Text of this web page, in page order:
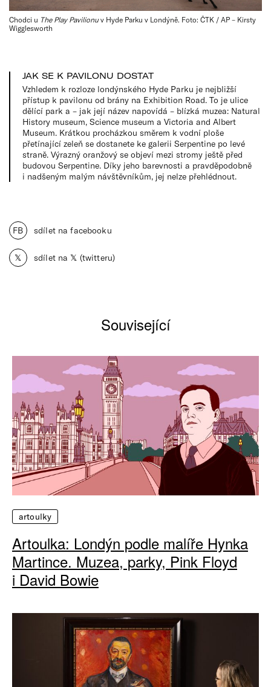
Chodci u The Play Pavilionuv Hyde Parku v Londýně. Foto: ČTK / AP – Kirsty
Wigglesworth
JAK SE K PAVILONU DOSTAT
Vzhledem k rozloze londýnského Hyde Parku je nejbližší
přístup k pavilonu od brány na Exhibition Road. To je ulice
dělící park a – jak její název napovídá – blízká muzea: Natural
History museum, Science museum a Victoria and Albert
Museum. Krátkou procházkou směrem k vodní ploše
přetínající zeleň se dostanete ke galerii Serpentine po levé
straně. Výrazný oranžový se objeví mezi stromy ještě před
budovou Serpentine. Díky jeho barevnosti a pravděpodobně
i nadšeným malým návštěvníkům, jej nelze přehlédnout.
FB sdílet na facebooku
𝕏 sdílet na 𝕏 (twitteru)
Související
artoulky
Artoulka: Londýn podle malíře Hynka
Martince. Muzea, parky, Pink Floyd
i David Bowie